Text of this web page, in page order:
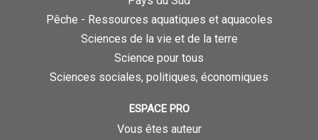
Pêche - Ressources aquatiques et aquacoles
Sciences de la vie et de la terre
Science pour tous
Sciences sociales, politiques, économiques
ESPACE PRO
Vous êtes auteur